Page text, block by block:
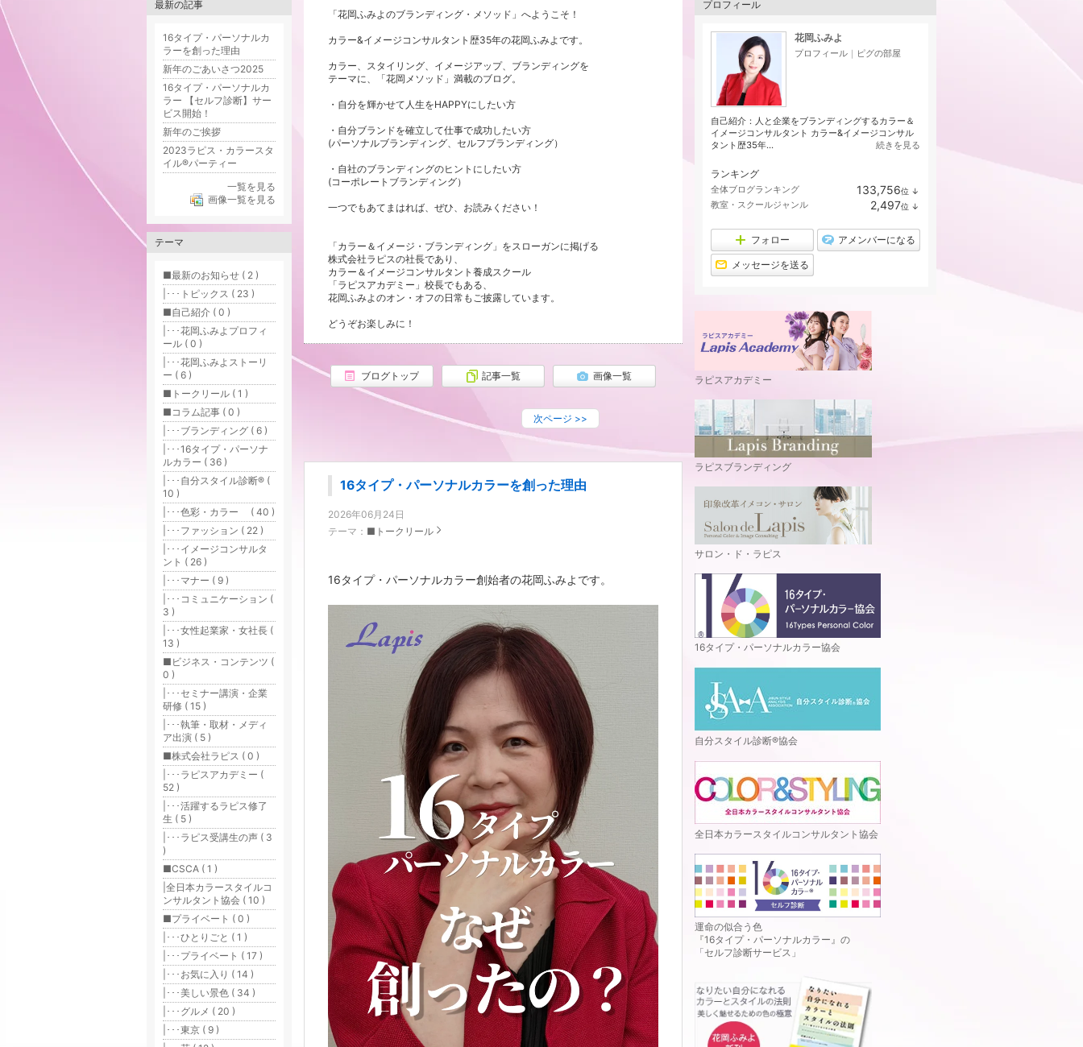
「花岡ふみよのブランディング・メソッド」へようこそ！
カラー&イメージコンサルタント歴35年の花岡ふみよです。
カラー、スタイリング、イメージアップ、ブランディングを
テーマに、「花岡メソッド」満載のブログ。
・自分を輝かせて人生をHAPPYにしたい方
・自分ブランドを確立して仕事で成功したい方
(パーソナルブランディング、セルフブランディング）
・自社のブランディングのヒントにしたい方
(コーポレートブランディング）
一つでもあてまはれば、ぜひ、お読みください！
「カラー＆イメージ・ブランディング」をスローガンに掲げる
株式会社ラピスの社長であり、
カラー＆イメージコンサルタント養成スクール
「ラピスアカデミー」校長でもある、
花岡ふみよのオン・オフの日常もご披露しています。
どうぞお楽しみに！
ブログトップ 記事一覧 画像一覧
次ページ >>
16タイプ・パーソナルカラーを創った理由
2026年06月24日
テーマ： ■トークリール
16タイプ・パーソナルカラー創始者の花岡ふみよです。
プロフィール
花岡ふみよ
プロフィール ｜ ピグの部屋
自己紹介：人と企業をブランディングするカラー＆
イメージコンサルタント カラー&イメージコンサル
タント歴35年...
続きを見る
ランキング
全体ブログランキング 133,756位 ↓
ン
教室・スクールジャンル 2,497位 ↓
フォロー アメンバーになる
メッセージを送る
ラピスアカデミー
ラピスブランディング
サロン・ド・ラピス
16タイプ・パーソナルカラー協会
自分スタイル診断®協会
全日本カラースタイルコンサルタント協会
運命の似合う色
『16タイプ・パーソナルカラー』の
「セルフ診断サービス」
最新の記事
16タイプ・パーソナルカ
ラーを創った理由
新年のごあいさつ2025
16タイプ・パーソナルカ
ラー 【セルフ診断】サー
ビス開始！
新年のご挨拶
2023ラピス・カラースタ
イル®パーティー
一覧を見る
画像一覧を見る
テーマ
■最新のお知らせ ( 2 )
|･･･トピックス ( 23 )
■自己紹介 ( 0 )
|･･･花岡ふみよプロフィ
ール ( 0 )
|･･･花岡ふみよストーリ
ー ( 6 )
■トークリール ( 1 )
■コラム記事 ( 0 )
|･･･ブランディング ( 6 )
|･･･16タイプ・パーソナ
ルカラー ( 36 )
|･･･自分スタイル診断® (
10 )
|･･･色彩・カラー ( 40 )
|･･･ファッション ( 22 )
|･･･イメージコンサルタ
ント ( 26 )
|･･･マナー ( 9 )
|･･･コミュニケーション (
3 )
|･･･女性起業家・女社長 (
13 )
■ビジネス・コンテンツ (
0 )
|･･･セミナー講演・企業
研修 ( 15 )
|･･･執筆・取材・メディ
ア出演 ( 5 )
■株式会社ラピス ( 0 )
|･･･ラピスアカデミー (
52 )
|･･･活躍するラピス修了
生 ( 5 )
|･･･ラピス受講生の声 ( 3
)
■CSCA ( 1 )
|全日本カラースタイルコ
ンサルタント協会 ( 10 )
■プライベート ( 0 )
|･･･ひとりごと ( 1 )
|･･･プライベート ( 17 )
|･･･お気に入り ( 14 )
|･･･美しい景色 ( 34 )
|･･･グルメ ( 20 )
|･･･東京 ( 9 )